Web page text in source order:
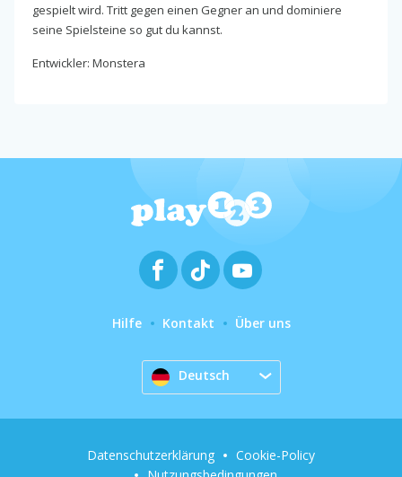
gespielt wird. Tritt gegen einen Gegner an und dominiere
seine Spielsteine so gut du kannst.
Entwickler: Monstera
Hilfe Kontakt Über uns
Deutsch
Datenschutzerklärung
Cookie-Policy